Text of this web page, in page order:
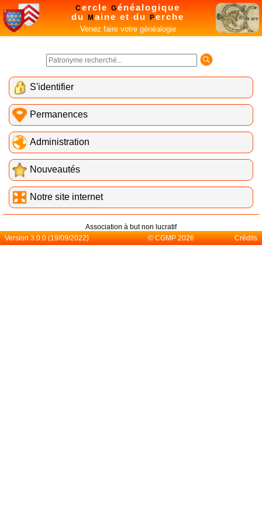
Cercle Généalogique
du
M aine et du Perche
Venez faire votre généalogie
S'identifier
Permanences
Administration
Nouveautés
Notre site internet
Association à but non lucratif
Version 3.0.0 (19/09/2022)
© CGMP 2026 Crédits